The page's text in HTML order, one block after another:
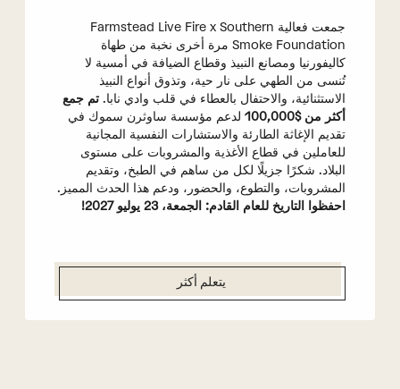
جمعت فعالية Farmstead Live Fire x Southern
Smoke Foundation مرة أخرى نخبة من طهاة
كاليفورنيا ومصانع النبيذ وقطاع الضيافة في أمسية لا
تُنسى من الطهي على نار حية، وتذوق أنواع النبيذ
الاستثنائية، والاحتفال بالعطاء في قلب وادي نابا. تم جمع
أكثر من $100,000
لدعم مؤسسة ساوثرن سموك في
تقديم الإغاثة الطارئة والاستشارات النفسية المجانية
للعاملين في قطاع الأغذية والمشروبات على مستوى
البلاد. شكرًا جزيلًا لكل من ساهم في الطبخ، وتقديم
المشروبات، والتطوع، والحضور، ودعم هذا الحدث المميز.
احفظوا التاريخ للعام القادم: الجمعة، 23 يوليو 2027!
يتعلم أكثر